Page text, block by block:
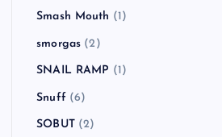
Smash Mouth (1)
smorgas (2)
SNAIL RAMP (1)
Snuff (6)
SOBUT(2)